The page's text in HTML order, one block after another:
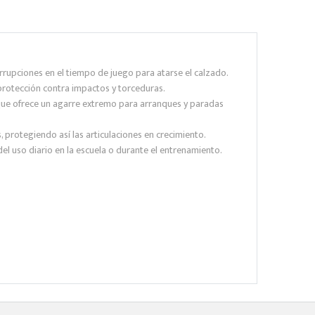
en el tiempo de juego para atarse el calzado.
contra impactos y torceduras.
ofrece un agarre extremo para arranques y paradas
así las articulaciones en crecimiento.
uso diario en la escuela o durante el entrenamiento.